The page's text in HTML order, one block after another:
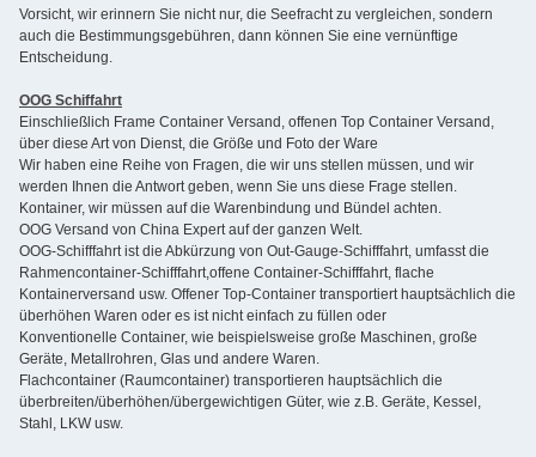
Vorsicht, wir erinnern Sie nicht nur, die Seefracht zu vergleichen, sondern
auch die Bestimmungsgebühren, dann können Sie eine vernünftige
Entscheidung.
OOG Schiffahrt
Einschließlich Frame Container Versand, offenen Top Container Versand,
über diese Art von Dienst, die Größe und Foto der Ware
Wir haben eine Reihe von Fragen, die wir uns stellen müssen, und wir
werden Ihnen die Antwort geben, wenn Sie uns diese Frage stellen.
Kontainer, wir müssen auf die Warenbindung und Bündel achten.
OOG Versand von China Expert auf der ganzen Welt.
OOG-Schifffahrt ist die Abkürzung von Out-Gauge-Schifffahrt, umfasst die
Rahmencontainer-Schifffahrt,offene Container-Schifffahrt, flache
Kontainerversand usw. Offener Top-Container transportiert hauptsächlich die
überhöhen Waren oder es ist nicht einfach zu füllen oder
Konventionelle Container, wie beispielsweise große Maschinen, große
Geräte, Metallrohren, Glas und andere Waren.
Flachcontainer (Raumcontainer) transportieren hauptsächlich die
überbreiten/überhöhen/übergewichtigen Güter, wie z.B. Geräte, Kessel,
Stahl, LKW usw.